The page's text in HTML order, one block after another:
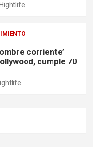
Hightlife
corriente’
cumple 70